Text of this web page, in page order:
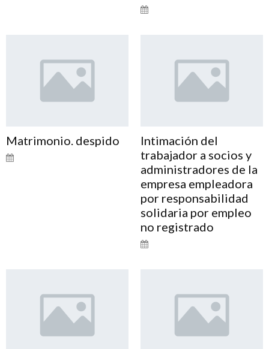
Matrimonio. despido
Intimación del
trabajador a socios y
administradores de la
empresa empleadora
por responsabilidad
solidaria por empleo
no registrado